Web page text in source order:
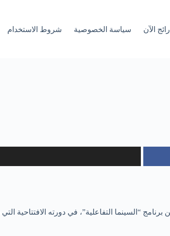
رائج الآن سياسة الخصوصية شروط الاستخدام